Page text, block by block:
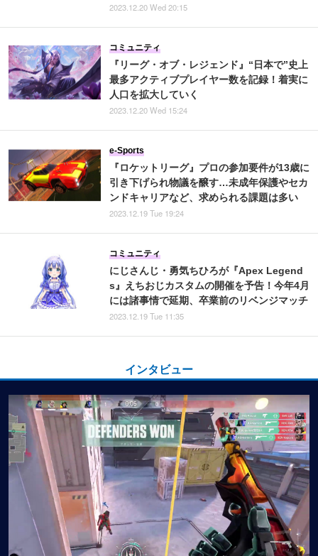
2023.12.20 Wed 20:15
『リーグ・オブ・レジェンド』“日本で”史上
最多アクティブプレイヤー数を記録！着実に
人口を拡大していく
コミュニティ
2023.12.20 Wed 15:24
『ロケットリーグ』プロの参加要件が13歳に
引き下げられ物議を醸す…未成年保護やセカ
ンドキャリアなど、求められる課題は多い
e-Sports
2023.12.19 Tue 19:24
にじさんじ・勇気ちひろが『Apex Legend
s』えちおじカスタムの開催を予告！今年4月
には諸事情で延期、卒業前のリベンジマッチ
コミュニティ
2023.12.19 Tue 11:35
インタビュー